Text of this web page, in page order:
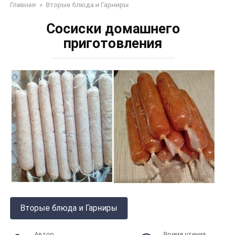
Главная » Вторые блюда и Гарниры
Сосиски домашнего
приготовления
Вторые блюда и Гарниры